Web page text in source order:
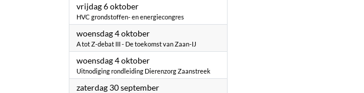
vrijdag 6 oktober2023
HVC grondstoffen- en energiecongres
woensdag 4 oktober2023
A tot Z-debat III - De toekomst van Zaan-IJ
woensdag 4 oktober2023
Uitnodiging rondleiding Dierenzorg Zaanstreek
zaterdag 30 september2023